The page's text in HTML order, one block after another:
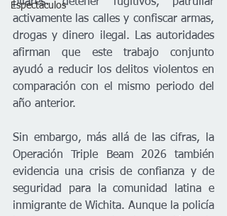
Espectáculos
pilares: detener fugitivos, patrullar
activamente las calles y confiscar armas,
drogas y dinero ilegal. Las autoridades
afirman que este trabajo conjunto
ayudó a reducir los delitos violentos en
comparación con el mismo periodo del
año anterior.
Sin embargo, más allá de las cifras, la
Operación Triple Beam 2026 también
evidencia una crisis de confianza y de
seguridad para la comunidad latina e
inmigrante de Wichita. Aunque la policía